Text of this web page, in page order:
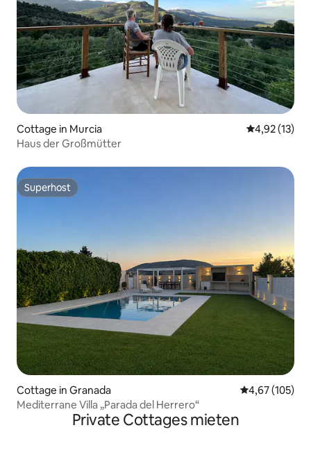
Cottage in Murcia
4,92 (13)
Haus der Großmütter
Superhost
Superhost
Cottage in Granada
4,67 (105)
Mediterrane Villa „Parada del Herrero“
Private Cottages mieten